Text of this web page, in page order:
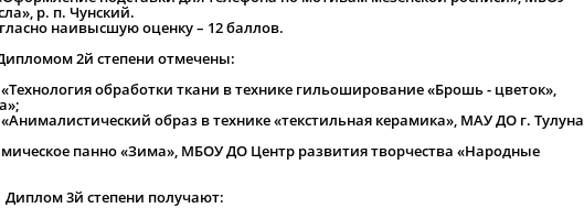
р. п. Чунский.
наивысшую оценку – 12 баллов.
2й степени отмечены:
обработки ткани в технике гильоширование «Брошь - цветок»,
образ в технике «текстильная керамика», МАУ ДО г. Тулуна
панно «Зима», МБОУ ДО Центр развития творчества «Народные
Диплом 3й степени получают: